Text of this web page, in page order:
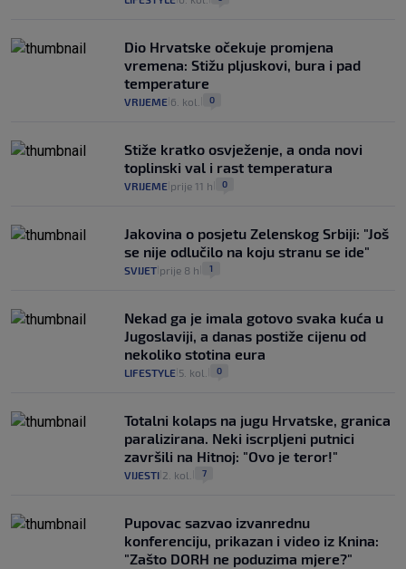
Dio Hrvatske očekuje promjena
vremena: Stižu pljuskovi, bura i pad
temperature
VRIJEME 6. kol. 0
Stiže kratko osvježenje, a onda novi
toplinski val i rast temperatura
VRIJEME prije 11 h 0
Jakovina o posjetu Zelenskog Srbiji: "Još
se nije odlučilo na koju stranu se ide"
SVIJET prije 8 h 1
Nekad ga je imala gotovo svaka kuća u
Jugoslaviji, a danas postiže cijenu od
nekoliko stotina eura
LIFESTYLE 5. kol. 0
Totalni kolaps na jugu Hrvatske, granica
paralizirana. Neki iscrpljeni putnici
završili na Hitnoj: "Ovo je teror!"
VIJESTI 2. kol. 7
Pupovac sazvao izvanrednu
konferenciju, prikazan i video iz Knina:
"Zašto DORH ne poduzima mjere?"